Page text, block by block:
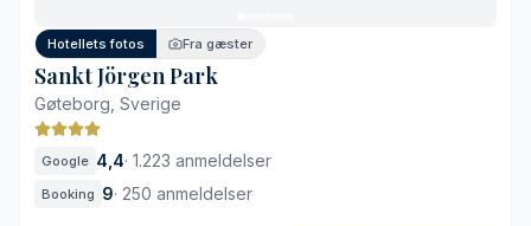
Hotellets fotos Fra gæster
Sankt Jörgen Park
Gøteborg, Sverige
Google 4,4· 1.223 anmeldelser
Booking 9· 250 anmeldelser